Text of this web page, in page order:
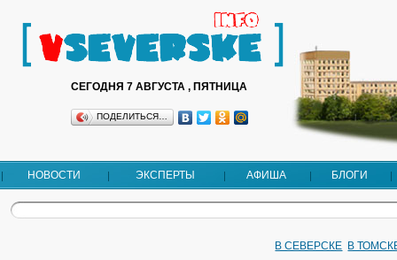
СЕГОДНЯ 7 АВГУСТА , ПЯТНИЦА
ПОДЕЛИТЬСЯ…
НОВОСТИ ЭКСПЕРТЫ АФИША БЛОГИ
В СЕВЕРСКЕ В